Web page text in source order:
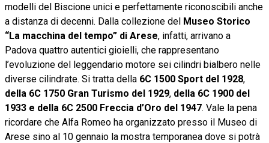
modelli del Biscione unici e perfettamente riconoscibili anche
a distanza di decenni. Dalla collezione del Museo Storico
“La macchina del tempo” di Arese, infatti, arrivano a
Padova quattro autentici gioielli, che rappresentano
l’evoluzione del leggendario motore sei cilindri bialbero nelle
diverse cilindrate. Si tratta della 6C 1500 Sport del 1928,
della 6C 1750 Gran Turismo del 1929, della 6C 1900 del
1933 e della 6C 2500 Freccia d’Oro del 1947. Vale la pena
ricordare che Alfa Romeo ha organizzato presso il Museo di
Arese sino al 10 gennaio la mostra temporanea dove si potrà